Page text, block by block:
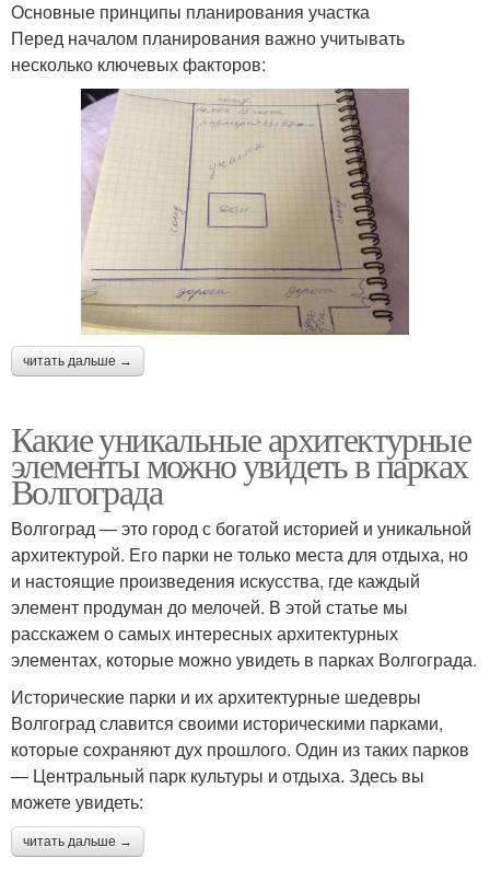
Основные принципы планирования участка
Перед началом планирования важно учитывать
несколько ключевых факторов:
читать дальше →
Какие уникальные архитектурные
элементы можно увидеть в парках
Волгограда
Волгоград — это город с богатой историей и уникальной
архитектурой. Его парки не только места для отдыха, но
и настоящие произведения искусства, где каждый
элемент продуман до мелочей. В этой статье мы
расскажем о самых интересных архитектурных
элементах, которые можно увидеть в парках Волгограда.
Исторические парки и их архитектурные шедевры
Волгоград славится своими историческими парками,
которые сохраняют дух прошлого. Один из таких парков
— Центральный парк культуры и отдыха. Здесь вы
можете увидеть:
читать дальше →